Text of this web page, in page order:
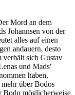
Mord an dem
Johannsen von der
alles auf einen
andauern, desto
verhält sich Gustav
und Mads'
haben.
über Bodos
Bodo möglicherweise